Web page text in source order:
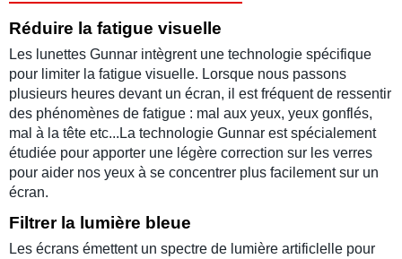
Réduire la fatigue visuelle
Les lunettes Gunnar intègrent une technologie spécifique
pour limiter la fatigue visuelle. Lorsque nous passons
plusieurs heures devant un écran, il est fréquent de ressentir
des phénomènes de fatigue : mal aux yeux, yeux gonflés,
mal à la tête etc...La technologie Gunnar est spécialement
étudiée pour apporter une légère correction sur les verres
pour aider nos yeux à se concentrer plus facilement sur un
écran.
Filtrer la lumière bleue
Les écrans émettent un spectre de lumière artificlelle pour